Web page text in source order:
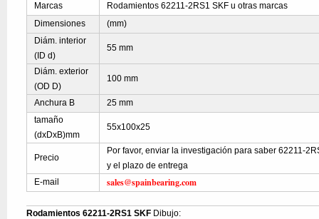
Marcas
Rodamientos 62211-2RS1 SKF u otras marcas
Dimensiones
(mm)
Diám. interior
(ID d)
55 mm
Diám. exterior
(OD D)
100 mm
Anchura B
25 mm
tamaño
(dxDxB)mm
55x100x25
Precio
Por favor, enviar la investigación para saber 62211-
y el plazo de entrega
E-mail
sales@spainbearing.com
Rodamientos 62211-2RS1 SKF Dibujo: